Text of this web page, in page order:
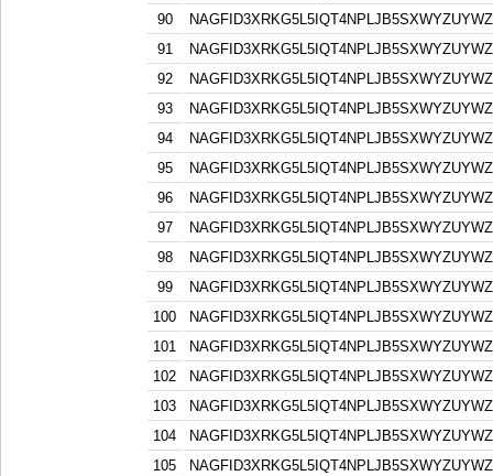
90
91
92
93
94
95
96
97
98
99
100
101
102
103
104
105